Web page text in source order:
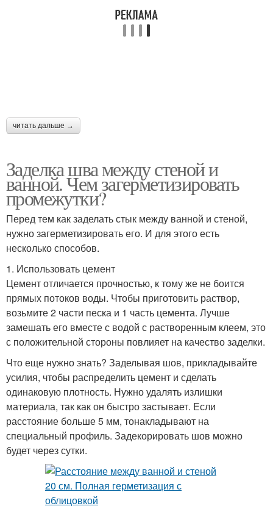
читать дальше →
Заделка шва между стеной и
ванной. Чем загерметизировать
промежутки?
Перед тем как заделать стык между ванной и стеной,
нужно загерметизировать его. И для этого есть
несколько способов.
1. Использовать цемент
Цемент отличается прочностью, к тому же не боится
прямых потоков воды. Чтобы приготовить раствор,
возьмите 2 части песка и 1 часть цемента. Лучше
замешать его вместе с водой с растворенным клеем, это
с положительной стороны повлияет на качество заделки.
Что еще нужно знать? Заделывая шов, прикладывайте
усилия, чтобы распределить цемент и сделать
одинаковую плотность. Нужно удалять излишки
материала, так как он быстро застывает. Если
расстояние больше 5 мм, тонакладывают на
специальный профиль. Задекорировать шов можно
будет через сутки.